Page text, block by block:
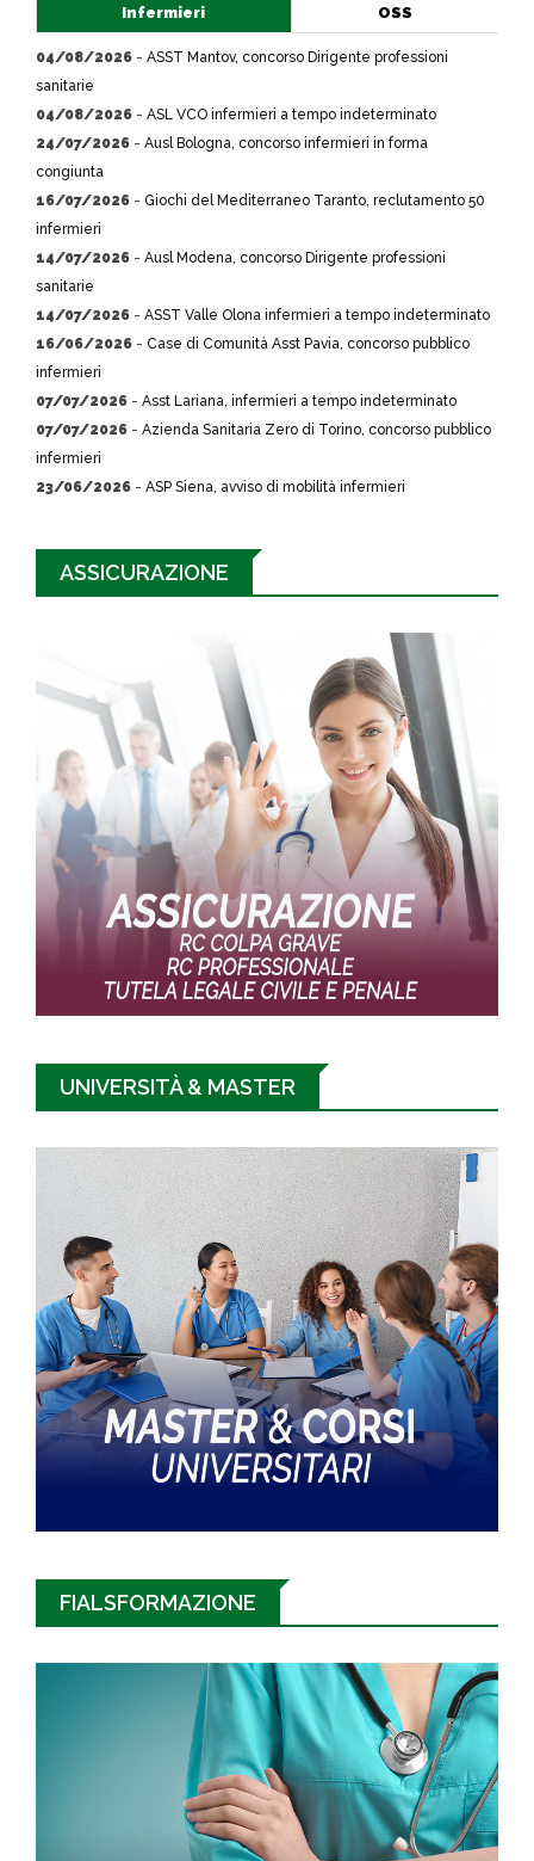
Infermieri OSS
04/08/2026 - ASST Mantov, concorso Dirigente professioni
sanitarie
04/08/2026 - ASL VCO infermieri a tempo indeterminato
24/07/2026 - Ausl Bologna, concorso infermieri in forma
congiunta
16/07/2026 - Giochi del Mediterraneo Taranto, reclutamento 50
infermieri
14/07/2026 - Ausl Modena, concorso Dirigente professioni
sanitarie
14/07/2026 - ASST Valle Olona infermieri a tempo indeterminato
16/06/2026 - Case di Comunità Asst Pavia, concorso pubblico
infermieri
07/07/2026 - Asst Lariana, infermieri a tempo indeterminato
07/07/2026 - Azienda Sanitaria Zero di Torino, concorso pubblico
infermieri
23/06/2026 - ASP Siena, avviso di mobilità infermieri
ASSICURAZIONE
UNIVERSITÀ & MASTER
FIALSFORMAZIONE